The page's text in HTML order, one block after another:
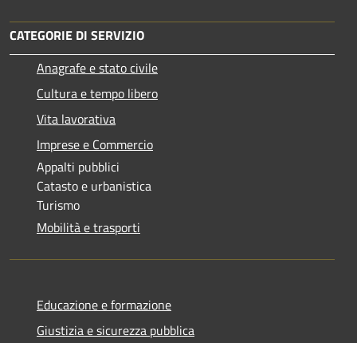
CATEGORIE DI SERVIZIO
Anagrafe e stato civile
Cultura e tempo libero
Vita lavorativa
Imprese e Commercio
Appalti pubblici
Catasto e urbanistica
Turismo
Mobilità e trasporti
Educazione e formazione
Giustizia e sicurezza pubblica